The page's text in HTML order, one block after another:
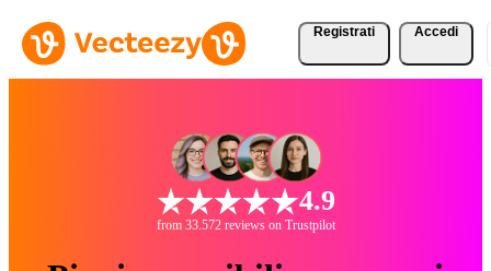
Registrati Accedi
4.9
from 33.572 reviews on Trustpilot